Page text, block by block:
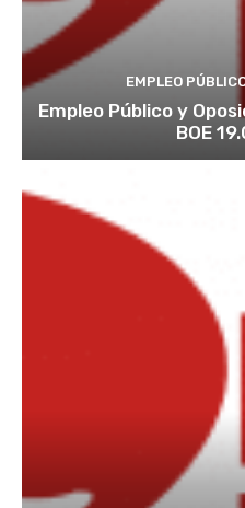
EMPLEO
Empleo Público y
BOE